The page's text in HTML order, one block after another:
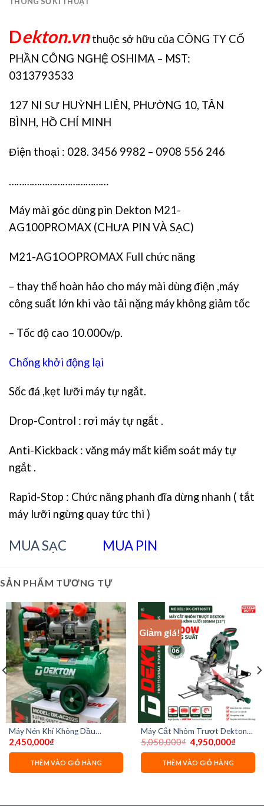
Dekton.vnthuộc sở hữu của CÔNG TY CỔ
PHẦN CÔNG NGHỆ OSHIMA – MST:
0313793533
127 NI SƯ HUỲNH LIÊN, PHƯỜNG 10, TÂN
BÌNH, HỒ CHÍ MINH
Điện thoại : 028. 3456 9982 – 0908 556 246
…………………………………
Máy mài góc dùng pin Dekton M21-
AG100PROMAX (CHƯA PIN VÀ SẠC)
M21-AG1OOPROMAX Full chức năng
– thay thế hoàn hảo cho máy mài dùng điện ,máy
công suất lớn khi vào tải nặng máy không giảm tốc
– Tốc độ cao 10.000v/p.
Chống khởi động lại
Sốc đá ,kẹt lưỡi máy tự ngắt.
Drop-Control : rơi máy tự ngắt .
Anti-Kickback : văng máy mất kiểm soát máy tự
ngắt .
Rapid-Stop : Chức năng phanh đĩa dừng nhanh ( tắt
máy lưỡi ngừng quay tức thì )
MUA SẠC MUA PIN
SẢN PHẨM TƯƠNG TỰ
Máy Nén Khí Không Dầu
Dekton DK-AC2925
2,450,000₫
THÊM VÀO GIỎ HÀNG
Giảm giá!
Máy Cắt Nhôm Trượt Dekton
DK-CNT305TT
5,050,000₫ Giá
gốc
là:
5,050,000₫.
4,950,000₫
tại
THÊM VÀO GIỎ HÀNG